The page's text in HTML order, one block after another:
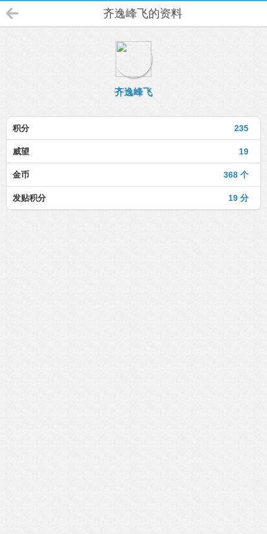
齐逸峰飞的资料
齐逸峰飞
235
积分
19
威望
368 个
金币
19 分
发贴积分